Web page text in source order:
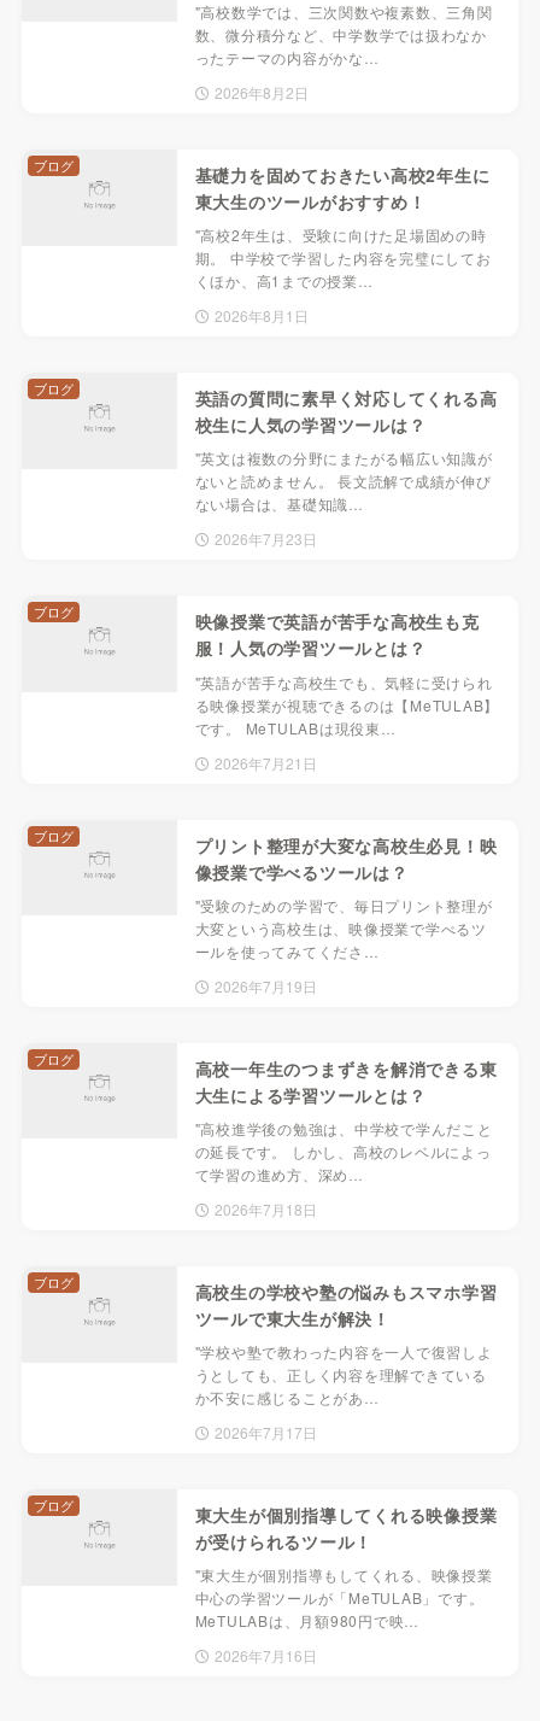
"高校数学では、三次関数や複素数、三角関
数、微分積分など、中学数学では扱わなか
ったテーマの内容がかな…
2026年8月2日
基礎力を固めておきたい高校2年生に
東大生のツールがおすすめ！
"高校2年生は、受験に向けた足場固めの時
期。 中学校で学習した内容を完璧にしてお
くほか、高1までの授業…
2026年8月1日
ブログ
英語の質問に素早く対応してくれる高
校生に人気の学習ツールは？
"英文は複数の分野にまたがる幅広い知識が
ないと読めません。 長文読解で成績が伸び
ない場合は、基礎知識…
2026年7月23日
ブログ
映像授業で英語が苦手な高校生も克
服！人気の学習ツールとは？
"英語が苦手な高校生でも、気軽に受けられ
る映像授業が視聴できるのは【MeTULAB】
です。 MeTULABは現役東…
2026年7月21日
ブログ
プリント整理が大変な高校生必見！映
像授業で学べるツールは？
"受験のための学習で、毎日プリント整理が
大変という高校生は、映像授業で学べるツ
ールを使ってみてくださ…
2026年7月19日
ブログ
高校一年生のつまずきを解消できる東
大生による学習ツールとは？
"高校進学後の勉強は、中学校で学んだこと
の延長です。 しかし、高校のレベルによっ
て学習の進め方、深め…
2026年7月18日
ブログ
高校生の学校や塾の悩みもスマホ学習
ツールで東大生が解決！
"学校や塾で教わった内容を一人で復習しよ
うとしても、正しく内容を理解できている
か不安に感じることがあ…
2026年7月17日
ブログ
東大生が個別指導してくれる映像授業
が受けられるツール！
"東大生が個別指導もしてくれる、映像授業
中心の学習ツールが「MeTULAB」です。
MeTULABは、月額980円で映…
2026年7月16日
ブログ